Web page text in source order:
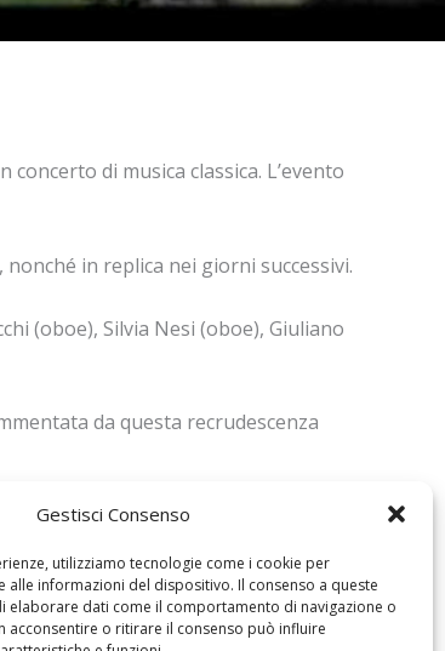
Gestisci Consenso
utilizziamo tecnologie come i cookie per
alle informazioni del dispositivo. Il consenso a queste
elaborare dati come il comportamento di navigazione o
acconsentire o ritirare il consenso può influire
di musica classica. L’evento
in replica nei giorni successivi.
(oboe), Silvia Nesi (oboe), Giuliano
da questa recrudescenza